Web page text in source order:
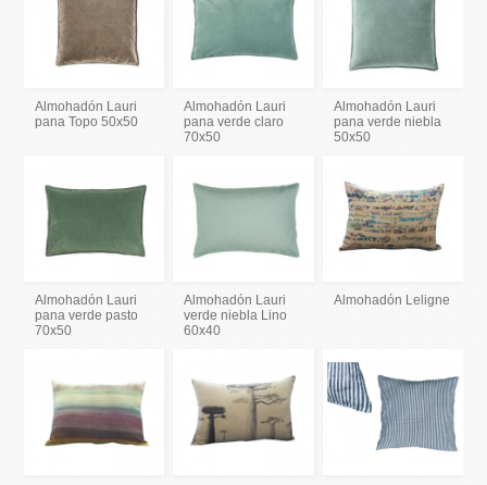
Almohadón Lauri
pana Topo 50x50
Almohadón Lauri
pana verde claro
70x50
Almohadón Lauri
pana verde niebla
50x50
Almohadón Lauri
pana verde pasto
70x50
Almohadón Lauri
verde niebla Lino
60x40
Almohadón Leligne